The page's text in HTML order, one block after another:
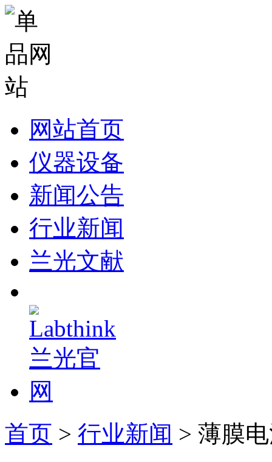
网站首页
仪器设备
新闻公告
行业新闻
兰光文献
首页 > 行业新闻 > 薄膜